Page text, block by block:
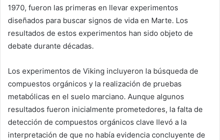
1970, fueron las primeras en llevar experimentos
diseñados para buscar signos de vida en Marte. Los
resultados de estos experimentos han sido objeto de
debate durante décadas.
Los experimentos de Viking incluyeron la búsqueda de
compuestos orgánicos y la realización de pruebas
metabólicas en el suelo marciano. Aunque algunos
resultados fueron inicialmente prometedores, la falta de
detección de compuestos orgánicos clave llevó a la
interpretación de que no había evidencia concluyente de